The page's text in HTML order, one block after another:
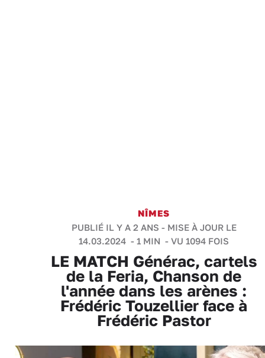
NÎMES
PUBLIÉ IL Y A 2 ANS - MISE À JOUR LE
14.03.2024 - 1 MIN - VU 1094 FOIS
LE MATCH Générac, cartels
de la Feria, Chanson de
l'année dans les arènes :
Frédéric Touzellier face à
Frédéric Pastor